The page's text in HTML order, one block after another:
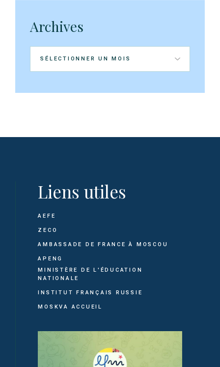
Archives
Archives
Liens utiles
AEFE
ZECO
AMBASSADE DE FRANCE À MOSCOU
APENG
MINISTÈRE DE L'ÉDUCATION
NATIONALE
INSTITUT FRANÇAIS RUSSIE
MOSKVA ACCUEIL